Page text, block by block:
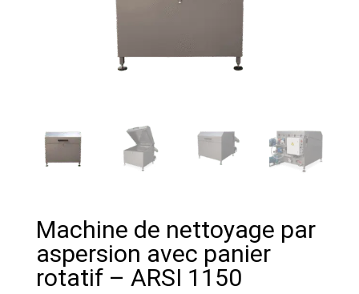
Machine de nettoyage par
aspersion avec panier
rotatif – ARSI 1150